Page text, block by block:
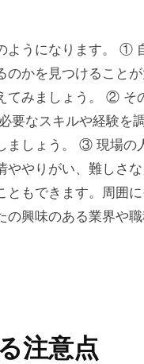
ようになります。 ①
かを見つけること
てみましょう。 ② そ
要なスキルや経験を
ましょう。 ③ 現場の
やりがい、難しさ
もできます。周囲
興味のある業界や
注意点